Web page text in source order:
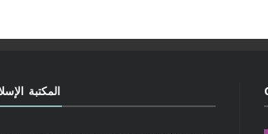
المكتبة